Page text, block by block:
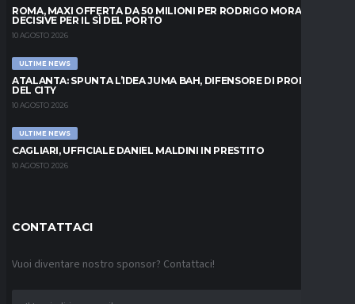
ROMA, MAXI OFFERTA DA 50 MILIONI PER RODRIGO MORA: ORE
DECISIVE PER IL SÌ DEL PORTO
10 AGOSTO 2026
ULTIME NEWS
ATALANTA: SPUNTA L’IDEA JUMA BAH, DIFENSORE DI PROPRIETÀ
DEL CITY
10 AGOSTO 2026
ULTIME NEWS
CAGLIARI, UFFICIALE DANIEL MALDINI IN PRESTITO
10 AGOSTO 2026
CONTATTACI
Vuoi diventare nostro sponsor? Contattaci!